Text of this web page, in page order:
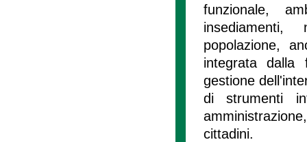
funzionale,
insediamenti,
popolazione,
integrata dalla
gestione
di strumenti
cittadini.